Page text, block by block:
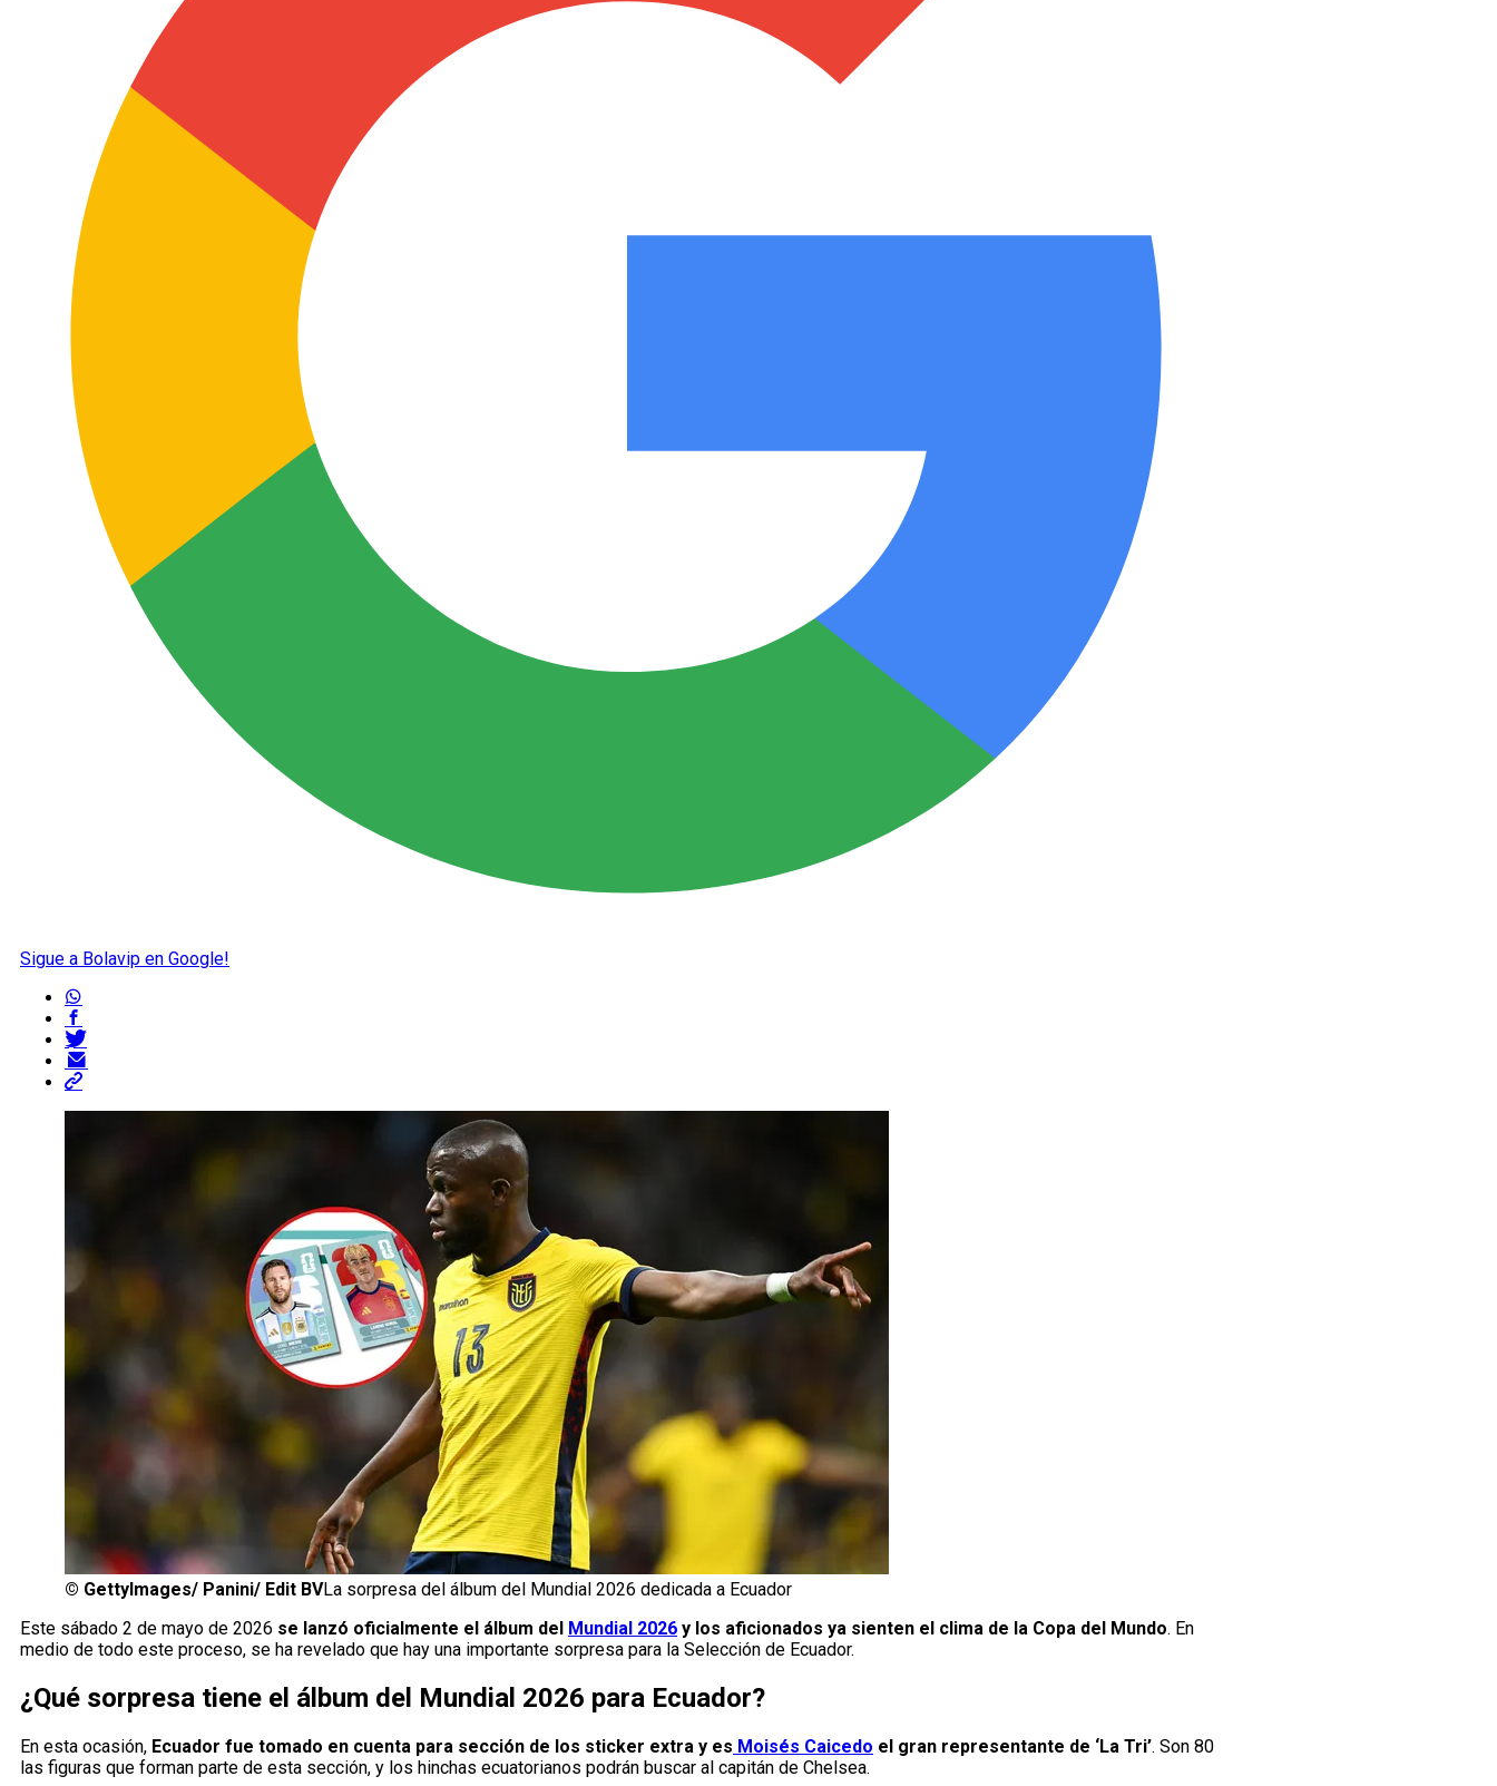
Sigue a Bolavip en Google!
© GettyImages/ Panini/ Edit BVLa sorpresa del álbum del Mundial 2026 dedicada a Ecuador
Este sábado 2 de mayo de 2026 se lanzó oficialmente el álbum del Mundial 2026 y los aficionados ya sienten el clima de la Copa del Mundo. En
medio de todo este proceso, se ha revelado que hay una importante sorpresa para la Selección de Ecuador.
¿Qué sorpresa tiene el álbum del Mundial 2026 para Ecuador?
En esta ocasión, Ecuador fue tomado en cuenta para sección de los sticker extra y es Moisés Caicedo el gran representante de ‘La Tri’. Son 80
las figuras que forman parte de esta sección, y los hinchas ecuatorianos podrán buscar al capitán de Chelsea.